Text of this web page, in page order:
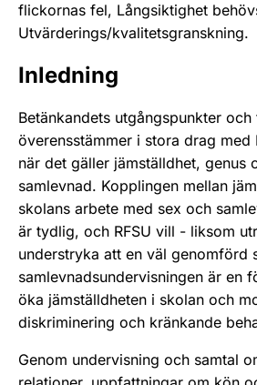
flickornas fel, Långsiktighet
Utvärderings/kvalitetsgranskning.
Inledning
Betänkandets utgångspunkter och
överensstämmer i stora drag med
när det gäller jämställdhet, genus
samlevnad. Kopplingen mellan
skolans arbete med sex och
är tydlig, och RFSU vill - liksom
understryka att en väl genomförd
samlevnadsundervisningen är en
öka jämställdheten i skolan och
diskriminering och kränkande
Genom undervisning och samtal